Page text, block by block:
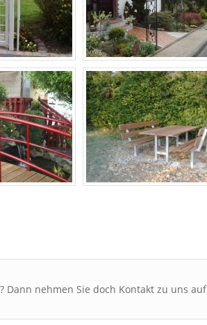
Dann nehmen Sie doch Kontakt zu uns auf